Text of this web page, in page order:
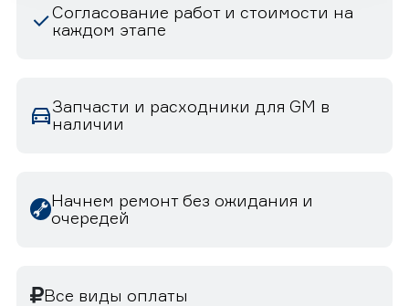
Согласование работ и стоимости на
каждом этапе
Запчасти и расходники для GM в
наличии
Начнем ремонт без ожидания и
очередей
Все виды оплаты